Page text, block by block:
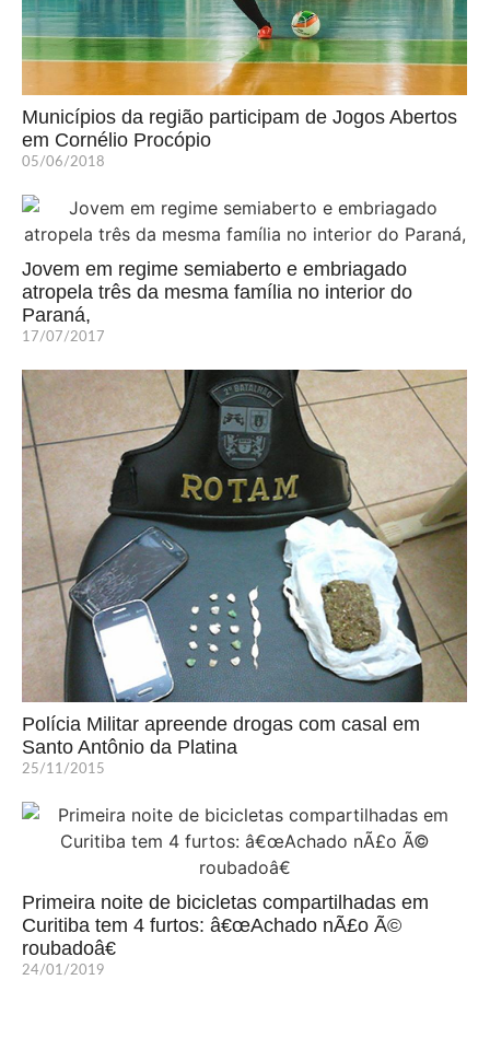
Municípios da região participam de Jogos Abertos
em Cornélio Procópio
05/06/2018
Jovem em regime semiaberto e embriagado
atropela três da mesma família no interior do
Paraná,
17/07/2017
Polícia Militar apreende drogas com casal em
Santo Antônio da Platina
25/11/2015
Primeira noite de bicicletas compartilhadas em
Curitiba tem 4 furtos: â€œAchado nÃ£o Ã©
roubadoâ€
24/01/2019